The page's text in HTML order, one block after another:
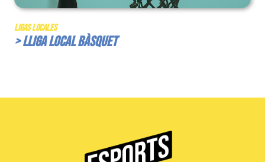
Ligas Locales
> Lliga Local Bàsquet